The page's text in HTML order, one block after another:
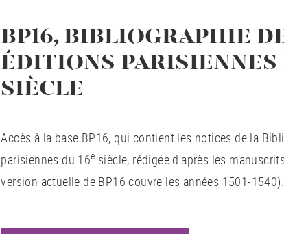
BP16, BIBLIOGRAPHIE
ÉDITIONS PARISIENNES
SIÈCLE
Accès à la base BP16, qui contient les notices de la
parisiennes du 16e siècle, rédigée d’après les
version actuelle de BP16 couvre les années 1501-1540).